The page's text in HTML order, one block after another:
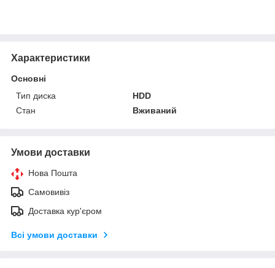
Характеристики
Основні
Тип диска
HDD
Стан
Вживаний
Умови доставки
Нова Пошта
Самовивіз
Доставка кур'єром
Всі умови доставки